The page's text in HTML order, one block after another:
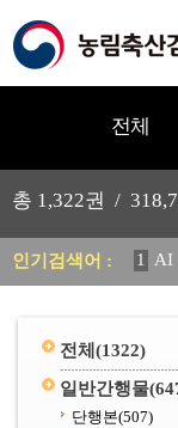
전체
총 1,322권 /
인기검색어 : 1 AI
11
전체 (1322)
일반간행물
단행본(507)